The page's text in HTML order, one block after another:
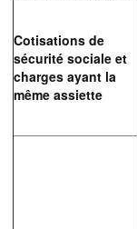
Cotisations de
sécurité sociale et
charges ayant la
même assiette